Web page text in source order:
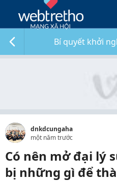
Bí quyết khởi
dnkdcungaha
một năm trước
Có nên mở đại lý
bị những gì để